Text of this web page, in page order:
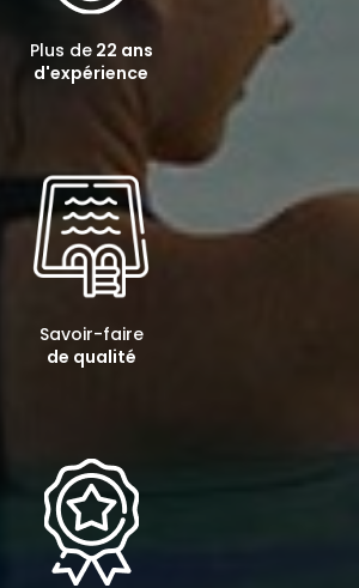
Plus de22 ans
d'expérience
Savoir-faire
de qualité